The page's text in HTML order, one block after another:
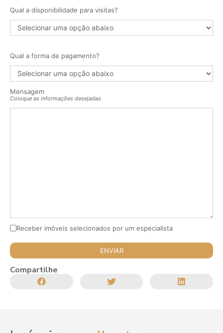
Qual a disponibilidade para visitas?
Qual a forma de pagamento?
Mensagem
Coloque as informações desejadas
Receber imóveis selecionados por um especialista
Compartilhe